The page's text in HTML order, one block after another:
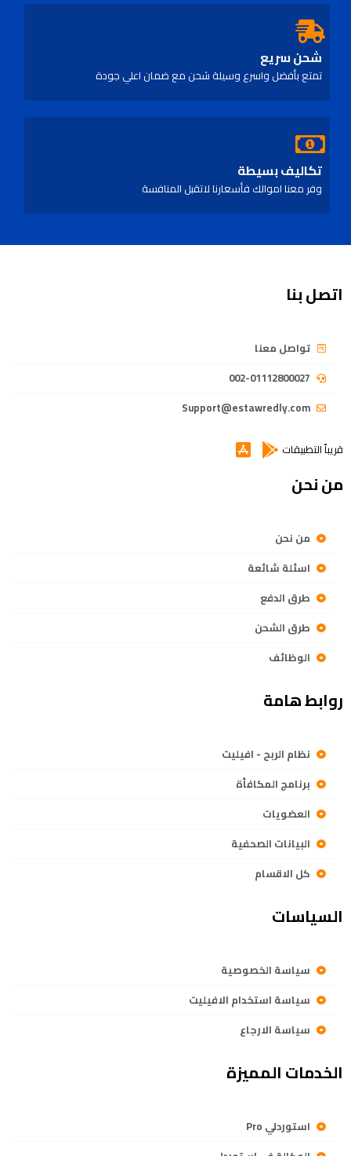
شحن سريع
تمتع بأفضل واسرع وسيلة شحن مع ضمان اعلي جودة
تكاليف بسيطة
وفر معنا اموالك فأسعارنا لاتقبل المنافسة
اتصل بنا
تواصل معنا
002-01112800027
Support@estawredly.com
قريباً التطبيقات
من نحن
من نحن
اسئلة شائعة
طرق الدفع
طرق الشحن
الوظائف
روابط هامة
نظام الربح - افيليت
برنامج المكافأة
العضويات
البيانات الصحفية
كل الاقسام
السياسات
سياسة الخصوصية
سياسة استخدام الافيليت
سياسة الارجاع
الخدمات المميزة
استوردلي Pro